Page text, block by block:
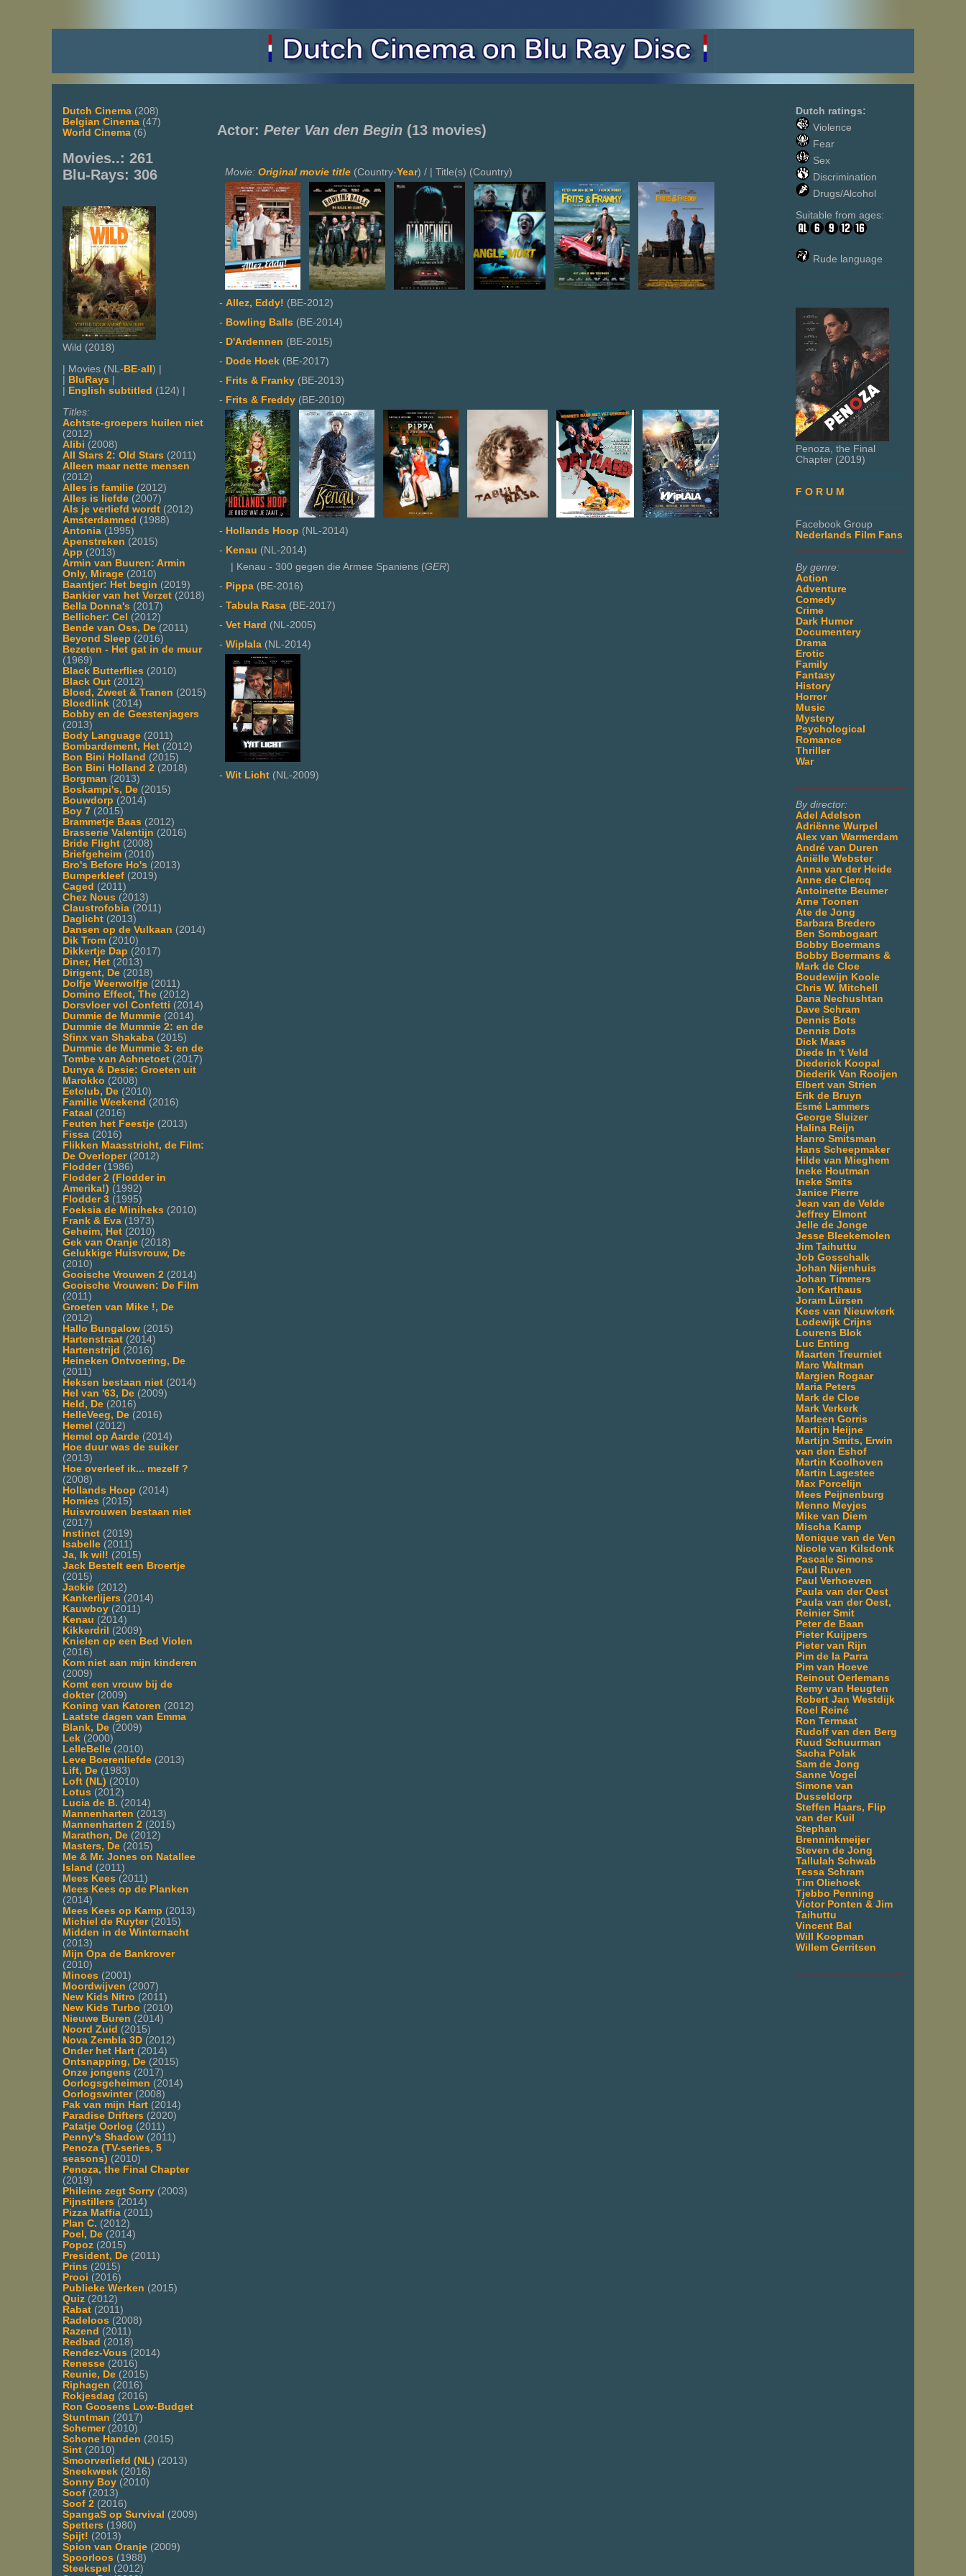
Dutch Cinema (208)
Belgian Cinema (47)
World Cinema (6)
Movies..: 261
Blu-Rays: 306
Wild (2018)
| Movies (NL-BE-all) |
| BluRays |
| English subtitled (124) |
Titles:
Achtste-groepers huilen niet
(2012)
Alibi (2008)
All Stars 2: Old Stars (2011)
Alleen maar nette mensen
(2012)
Alles is familie (2012)
Alles is liefde (2007)
Als je verliefd wordt (2012)
Amsterdamned (1988)
Antonia (1995)
Apenstreken (2015)
App (2013)
Armin van Buuren: Armin
Only, Mirage (2010)
Baantjer: Het begin (2019)
Bankier van het Verzet (2018)
Bella Donna's (2017)
Bellicher: Cel (2012)
Bende van Oss, De (2011)
Beyond Sleep (2016)
Bezeten - Het gat in de muur
(1969)
Black Butterflies (2010)
Black Out (2012)
Bloed, Zweet & Tranen (2015)
Bloedlink (2014)
Bobby en de Geestenjagers
(2013)
Body Language (2011)
Bombardement, Het (2012)
Bon Bini Holland (2015)
Bon Bini Holland 2 (2018)
Borgman (2013)
Boskampi's, De (2015)
Bouwdorp (2014)
Boy 7 (2015)
Brammetje Baas (2012)
Brasserie Valentijn (2016)
Bride Flight (2008)
Briefgeheim (2010)
Bro's Before Ho's (2013)
Bumperkleef (2019)
Caged (2011)
Chez Nous (2013)
Claustrofobia (2011)
Daglicht (2013)
Dansen op de Vulkaan (2014)
Dik Trom (2010)
Dikkertje Dap (2017)
Diner, Het (2013)
Dirigent, De (2018)
Dolfje Weerwolfje (2011)
Domino Effect, The (2012)
Dorsvloer vol Confetti (2014)
Dummie de Mummie (2014)
Dummie de Mummie 2: en de
Sfinx van Shakaba (2015)
Dummie de Mummie 3: en de
Tombe van Achnetoet (2017)
Dunya & Desie: Groeten uit
Marokko (2008)
Eetclub, De (2010)
Familie Weekend (2016)
Fataal (2016)
Feuten het Feestje (2013)
Fissa (2016)
Flikken Maasstricht, de Film:
De Overloper(2012)
Flodder(1986)
Flodder 2 (Flodder in
Amerika!) (1992)
Flodder 3 (1995)
Foeksia de Miniheks (2010)
Frank & Eva (1973)
Geheim, Het (2010)
Gek van Oranje (2018)
Gelukkige Huisvrouw, De
(2010)
Gooische Vrouwen 2 (2014)
Gooische Vrouwen: De Film
(2011)
Groeten van Mike !, De
(2012)
Hallo Bungalow (2015)
Hartenstraat (2014)
Hartenstrijd (2016)
Heineken Ontvoering, De
(2011)
Heksen bestaan niet (2014)
Hel van '63, De (2009)
Held, De (2016)
HelleVeeg, De (2016)
Hemel (2012)
Hemel op Aarde (2014)
Hoe duur was de suiker
(2013)
Hoe overleef ik... mezelf ?
(2008)
Hollands Hoop (2014)
Homies (2015)
Huisvrouwen bestaan niet
(2017)
Instinct (2019)
Isabelle (2011)
Ja, Ik wil! (2015)
Jack Bestelt een Broertje
(2015)
Jackie (2012)
Kankerlijers (2014)
Kauwboy (2011)
Kenau (2014)
Kikkerdril (2009)
Knielen op een Bed Violen
(2016)
Kom niet aan mijn kinderen
(2009)
Komt een vrouw bij de
dokter(2009)
Koning van Katoren (2012)
Laatste dagen van Emma
Blank, De (2009)
Lek (2000)
LelleBelle (2010)
Leve Boerenliefde (2013)
Lift, De (1983)
Loft (NL) (2010)
Lotus (2012)
Lucia de B. (2014)
Mannenharten (2013)
Mannenharten 2 (2015)
Marathon, De (2012)
Masters, De (2015)
Me & Mr. Jones on Natallee
Island (2011)
Mees Kees (2011)
Mees Kees op de Planken
(2014)
Mees Kees op Kamp (2013)
Michiel de Ruyter(2015)
Midden in de Winternacht
(2013)
Mijn Opa de Bankrover
(2010)
Minoes (2001)
Moordwijven (2007)
New Kids Nitro (2011)
New Kids Turbo (2010)
Nieuwe Buren (2014)
Noord Zuid (2015)
Nova Zembla 3D (2012)
Onder het Hart (2014)
Ontsnapping, De (2015)
Onze jongens (2017)
Oorlogsgeheimen (2014)
Oorlogswinter(2008)
Pak van mijn Hart (2014)
Paradise Drifters (2020)
Patatje Oorlog (2011)
Penny's Shadow (2011)
Penoza (TV-series, 5
seasons) (2010)
Penoza, the Final Chapter
(2019)
Phileine zegt Sorry (2003)
Pijnstillers (2014)
Pizza Maffia (2011)
Plan C. (2012)
Poel, De (2014)
Popoz (2015)
President, De (2011)
Prins (2015)
Prooi (2016)
Publieke Werken (2015)
Quiz (2012)
Rabat (2011)
Radeloos (2008)
Razend (2011)
Redbad (2018)
Rendez-Vous (2014)
Renesse (2016)
Reunie, De (2015)
Riphagen (2016)
Rokjesdag (2016)
Ron Goosens Low-Budget
Stuntman (2017)
Schemer(2010)
Schone Handen (2015)
Sint (2010)
Smoorverliefd (NL) (2013)
Sneekweek (2016)
Sonny Boy (2010)
Soof (2013)
Soof 2 (2016)
SpangaS op Survival (2009)
Spetters (1980)
Spijt! (2013)
Spion van Oranje (2009)
Spoorloos (1988)
Steekspel (2012)
Dutch ratings:
Violence
Fear
Sex
Discrimination
Drugs/Alcohol
Suitable from ages:
Rude language
Penoza, the Final
Chapter (2019)
F O R U M
Facebook Group
Nederlands Film Fans
By genre:
Action
Adventure
Comedy
Crime
Dark Humor
Documentery
Drama
Erotic
Family
Fantasy
History
Horror
Music
Mystery
Psychological
Romance
Thriller
War
By director:
Adel Adelson
Adriënne Wurpel
Alex van Warmerdam
André van Duren
Aniëlle Webster
Anna van der Heide
Anne de Clercq
Antoinette Beumer
Arne Toonen
Ate de Jong
Barbara Bredero
Ben Sombogaart
Bobby Boermans
Bobby Boermans &
Mark de Cloe
Boudewijn Koole
Chris W. Mitchell
Dana Nechushtan
Dave Schram
Dennis Bots
Dennis Dots
Dick Maas
Diede In 't Veld
Diederick Koopal
Diederik Van Rooijen
Elbert van Strien
Erik de Bruyn
Esmé Lammers
George Sluizer
Halina Reijn
Hanro Smitsman
Hans Scheepmaker
Hilde van Mieghem
Ineke Houtman
Ineke Smits
Janice Pierre
Jean van de Velde
Jeffrey Elmont
Jelle de Jonge
Jesse Bleekemolen
Jim Taihuttu
Job Gosschalk
Johan Nijenhuis
Johan Timmers
Jon Karthaus
Joram Lürsen
Kees van Nieuwkerk
Lodewijk Crijns
Lourens Blok
Luc Enting
Maarten Treurniet
Marc Waltman
Margien Rogaar
Maria Peters
Mark de Cloe
Mark Verkerk
Marleen Gorris
Martijn Heijne
Martijn Smits, Erwin
van den Eshof
Martin Koolhoven
Martin Lagestee
Max Porcelijn
Mees Peijnenburg
Menno Meyjes
Mike van Diem
Mischa Kamp
Monique van de Ven
Nicole van Kilsdonk
Pascale Simons
Paul Ruven
Paul Verhoeven
Paula van der Oest
Paula van der Oest,
Reinier Smit
Peter de Baan
Pieter Kuijpers
Pieter van Rijn
Pim de la Parra
Pim van Hoeve
Reinout Oerlemans
Remy van Heugten
Robert Jan Westdijk
Roel Reiné
Ron Termaat
Rudolf van den Berg
Ruud Schuurman
Sacha Polak
Sam de Jong
Sanne Vogel
Simone van
Dusseldorp
Steffen Haars, Flip
van der Kuil
Stephan
Brenninkmeijer
Steven de Jong
Tallulah Schwab
Tessa Schram
Tim Oliehoek
Tjebbo Penning
Victor Ponten & Jim
Taihuttu
Vincent Bal
Will Koopman
Willem Gerritsen
Actor: Peter Van den Begin (13 movies)
Movie: Original movie title (Country-Year) / | Title(s) (Country)
- Allez, Eddy! (BE-2012)
- Bowling Balls (BE-2014)
- D'Ardennen (BE-2015)
- Dode Hoek (BE-2017)
- Frits & Franky (BE-2013)
- Frits & Freddy (BE-2010)
- Hollands Hoop (NL-2014)
- Kenau (NL-2014)
| Kenau - 300 gegen die Armee Spaniens (GER)
- Pippa (BE-2016)
- Tabula Rasa (BE-2017)
- Vet Hard (NL-2005)
- Wiplala (NL-2014)
- Wit Licht (NL-2009)